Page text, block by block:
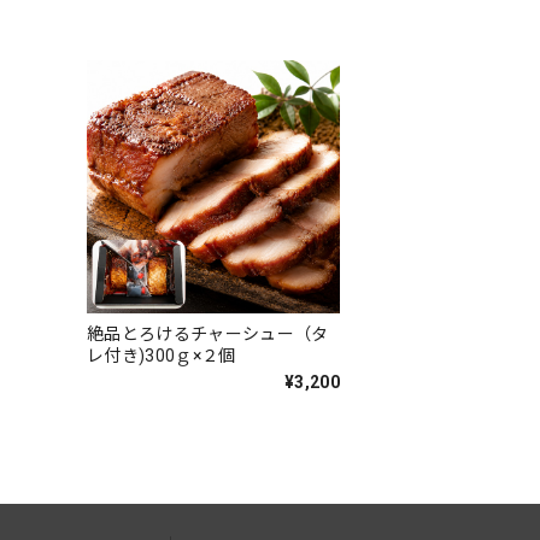
絶品とろけるチャーシュー（タ
レ付き)300ｇ×２個
¥3,200